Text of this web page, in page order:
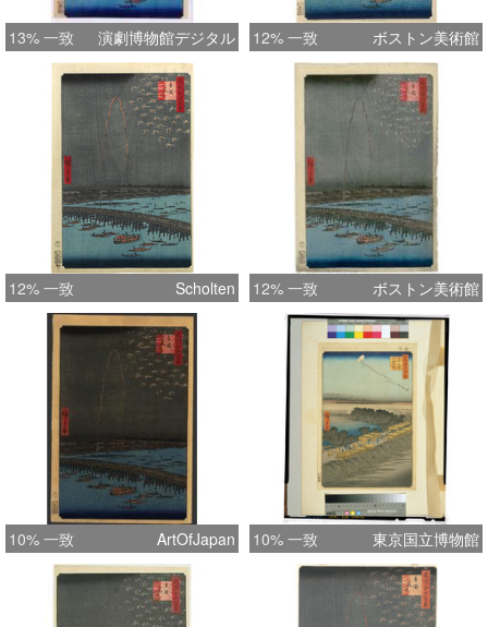
13% 一致 演劇博物館デジタル 12% 一致 ボストン美術館
12% 一致 Scholten 12% 一致 ボストン美術館
10% 一致 ArtOfJapan 10% 一致 東京国立博物館